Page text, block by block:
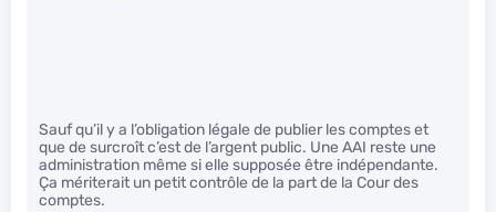
Sauf qu’il y a l’obligation légale de publier les comptes et
que de surcroît c’est de l’argent public. Une AAI reste une
administration même si elle supposée être indépendante.
Ça mériterait un petit contrôle de la part de la Cour des
comptes.